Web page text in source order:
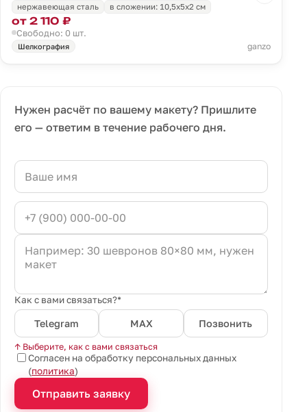
нержавеющая сталь
в сложении: 10,5х5х2 см
от 2 110 ₽
Свободно: 0 шт.
Шелкография ganzo
Нужен расчёт по вашему макету? Пришлите
его — ответим в течение рабочего дня.
Как с вами связаться?*
Telegram MAX Позвонить
↑ Выберите, как с вами связаться
Согласен на обработку персональных данных
(политика)
Отправить заявку